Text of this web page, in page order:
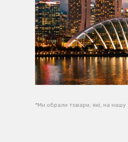
*Ми обрали товари, які, на нашу